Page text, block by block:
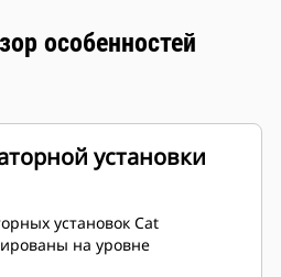
особенностей
установки
установок Cat
на уровне